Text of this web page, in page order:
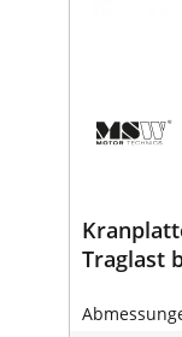
Traglast